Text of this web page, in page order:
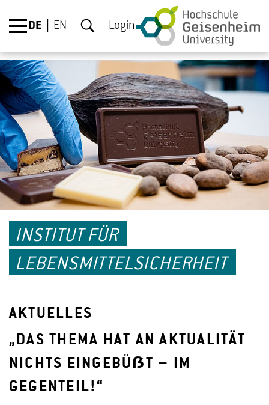
DE EN Login
INSTITUT FÜR
LEBENSMITTELSICHERHEIT
AKTUELLES
„DAS THEMA HAT AN AKTUALITÄT
NICHTS EINGEBÜẞT – IM
GEGENTEIL!“